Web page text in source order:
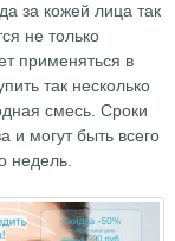
за кожей лица так
не только
применяться в
так несколько
смесь. Сроки
и могут быть всего
недель.